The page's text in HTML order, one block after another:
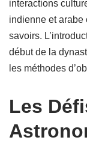
interactions
indienne et arabe
savoirs.
début de la
les méthodes
Les